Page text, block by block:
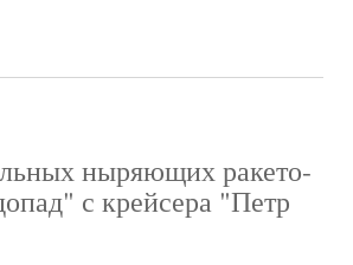
ныряющих ракето-
с крейсера "Петр